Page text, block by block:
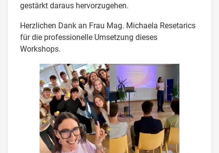
gestärkt daraus hervorzugehen.
Herzlichen Dank an Frau Mag. Michaela Resetarics
für die professionelle Umsetzung dieses
Workshops.